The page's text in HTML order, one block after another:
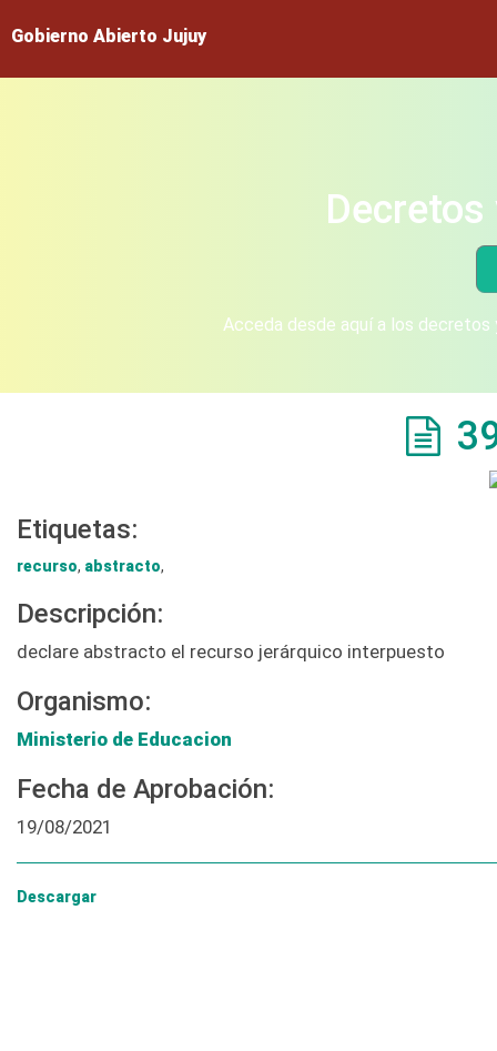
Gobierno Abierto Jujuy
Acceda desde aquí a los
Etiquetas:
recurso, abstracto,
Descripción:
declare abstracto el recurso jerárquico interpuesto
Organismo:
Ministerio de Educacion
Fecha de Aprobación:
19/08/2021
Descargar